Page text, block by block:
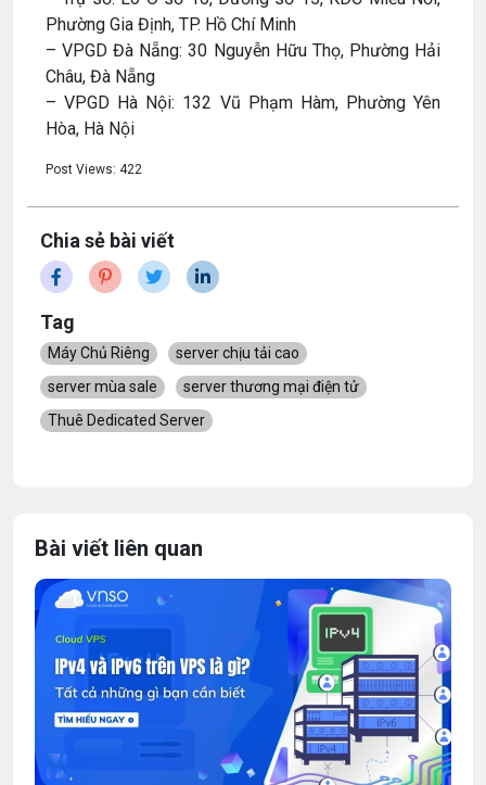
Phường Gia Định, TP. Hồ Chí Minh
– VPGD Đà Nẵng: 30 Nguyễn Hữu Thọ, Phường Hải
Châu, Đà Nẵng
– VPGD Hà Nội: 132 Vũ Phạm Hàm, Phường Yên
Hòa, Hà Nội
Post Views: 422
Chia sẻ bài viết
Tag
Máy Chủ Riêng
server chịu tải cao
server mùa sale
server thương mại điện tử
Thuê Dedicated Server
Bài viết liên quan